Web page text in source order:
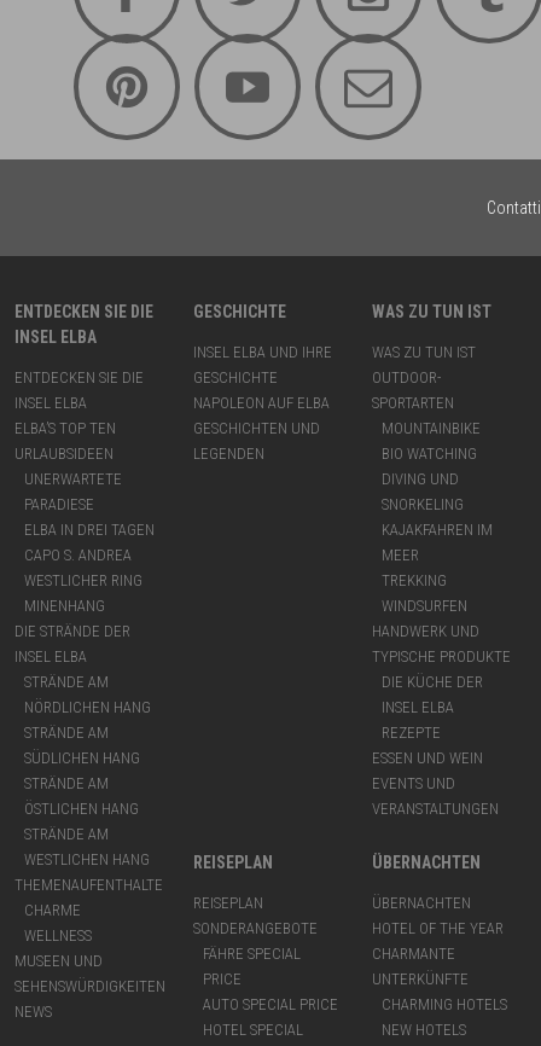
Contatti
ENTDECKEN SIE DIE
INSEL ELBA
ENTDECKEN SIE DIE
INSEL ELBA
ELBA’S TOP TEN
URLAUBSIDEEN
UNERWARTETE
PARADIESE
ELBA IN DREI TAGEN
CAPO S. ANDREA
WESTLICHER RING
MINENHANG
DIE STRÄNDE DER
INSEL ELBA
STRÄNDE AM
NÖRDLICHEN HANG
STRÄNDE AM
SÜDLICHEN HANG
STRÄNDE AM
ÖSTLICHEN HANG
STRÄNDE AM
WESTLICHEN HANG
THEMENAUFENTHALTE
CHARME
WELLNESS
MUSEEN UND
SEHENSWÜRDIGKEITEN
NEWS
GESCHICHTE
INSEL ELBA UND IHRE
GESCHICHTE
NAPOLEON AUF ELBA
GESCHICHTEN UND
LEGENDEN
WAS ZU TUN IST
WAS ZU TUN IST
OUTDOOR-
SPORTARTEN
MOUNTAINBIKE
BIO WATCHING
DIVING UND
SNORKELING
KAJAKFAHREN IM
MEER
TREKKING
WINDSURFEN
HANDWERK UND
TYPISCHE PRODUKTE
DIE KÜCHE DER
INSEL ELBA
REZEPTE
ESSEN UND WEIN
EVENTS UND
VERANSTALTUNGEN
REISEPLAN
REISEPLAN
SONDERANGEBOTE
FÄHRE SPECIAL
PRICE
AUTO SPECIAL PRICE
HOTEL SPECIAL
ÜBERNACHTEN
ÜBERNACHTEN
HOTEL OF THE YEAR
CHARMANTE
UNTERKÜNFTE
CHARMING HOTELS
NEW HOTELS